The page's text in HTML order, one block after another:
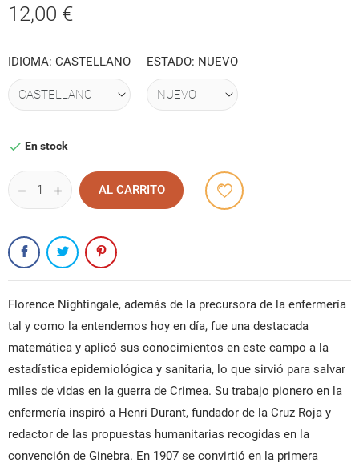
12,00 €
IDIOMA: CASTELLANO ESTADO: NUEVO
 En stock
AL CARRITO
Florence Nightingale, además de la precursora de la enfermería
tal y como la entendemos hoy en día, fue una destacada
matemática y aplicó sus conocimientos en este campo a la
estadística epidemiológica y sanitaria, lo que sirvió para salvar
miles de vidas en la guerra de Crimea. Su trabajo pionero en la
enfermería inspiró a Henri Durant, fundador de la Cruz Roja y
redactor de las propuestas humanitarias recogidas en la
convención de Ginebra. En 1907 se convirtió en la primera